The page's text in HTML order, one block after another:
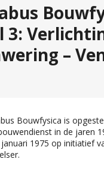
3:
–
Bouwfysica is
in de jaren
1975 op initiatief